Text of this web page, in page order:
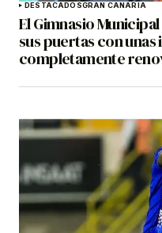
DESTACADOSGRAN CANARIA
El Gimnasio
sus puertas con
completamente